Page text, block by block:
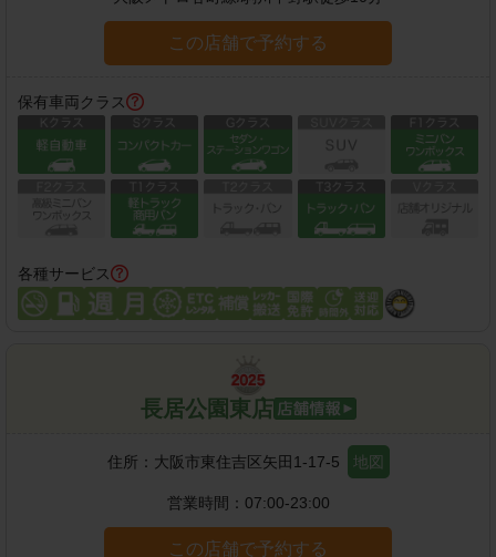
この店舗で予約する
保有車両クラス
各種サービス
長居公園東店
住所： 大阪市東住吉区矢田1-17-5 地図
営業時間： 07:00-23:00
この店舗で予約する